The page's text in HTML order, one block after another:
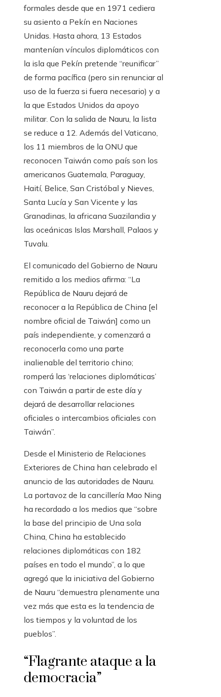
formales desde que en 1971 cediera
su asiento a Pekín en Naciones
Unidas. Hasta ahora, 13 Estados
mantenían vínculos diplomáticos con
la isla que Pekín pretende “reunificar”
de forma pacífica (pero sin renunciar al
uso de la fuerza si fuera necesario) y a
la que Estados Unidos da apoyo
militar. Con la salida de Nauru, la lista
se reduce a 12. Además del Vaticano,
los 11 miembros de la ONU que
reconocen Taiwán como país son los
americanos Guatemala, Paraguay,
Haití, Belice, San Cristóbal y Nieves,
Santa Lucía y San Vicente y las
Granadinas, la africana Suazilandia y
las oceánicas Islas Marshall, Palaos y
Tuvalu.
El comunicado del Gobierno de Nauru
remitido a los medios afirma: “La
República de Nauru dejará de
reconocer a la República de China [el
nombre oficial de Taiwán] como un
país independiente, y comenzará a
reconocerla como una parte
inalienable del territorio chino;
romperá las ‘relaciones diplomáticas’
con Taiwán a partir de este día y
dejará de desarrollar relaciones
oficiales o intercambios oficiales con
Taiwán”.
Desde el Ministerio de Relaciones
Exteriores de China han celebrado el
anuncio de las autoridades de Nauru.
La portavoz de la cancillería Mao Ning
ha recordado a los medios que “sobre
la base del principio de Una sola
China, China ha establecido
relaciones diplomáticas con 182
países en todo el mundo”, a lo que
agregó que la iniciativa del Gobierno
de Nauru “demuestra plenamente una
vez más que esta es la tendencia de
los tiempos y la voluntad de los
pueblos”.
“Flagrante ataque a la
democracia”